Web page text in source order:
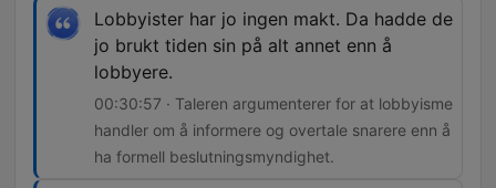
Lobbyister har jo ingen makt. Da hadde de
jo brukt tiden sin på alt annet enn å
lobbyere.
00:30:57 · Taleren argumenterer for at lobbyisme
handler om å informere og overtale snarere enn å
ha formell beslutningsmyndighet.